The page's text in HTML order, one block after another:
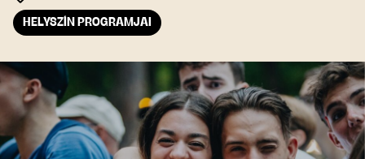
HELYSZÍN PROGRAMJAI